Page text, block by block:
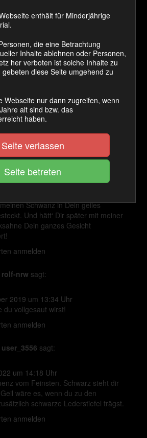
2018 um 15:20 Uhr
mit Wichsen nicht mehr aufhören.
anmelden
2018 um 17:23 Uhr
anmelden
JonnyBravo sagt:
um 3:40 Uhr
Schwanz in Dein geiles
Und hätt‘ Dir später mit meiner
Dein ganzes Gesicht
anmelden
rolf-nrw sagt:
2019 um 13:34 Uhr
du vollgesaut wirst!
anmelden
user_3556 sagt:
um 14:18 Uhr
vom Feinsten. Schwarz steht dir
wäre es, wenn du zu den
schwarze Lederstiefel trägst.
anmelden
enthält für Minderjährige
die eine Betrachtung
Inhalte ablehnen oder Personen,
her verboten ist solche Inhalte zu
diese Seite umgehend zu
Webseite nur dann zugreifen, wenn
alt sind bzw. das
haben.
Seite verlassen